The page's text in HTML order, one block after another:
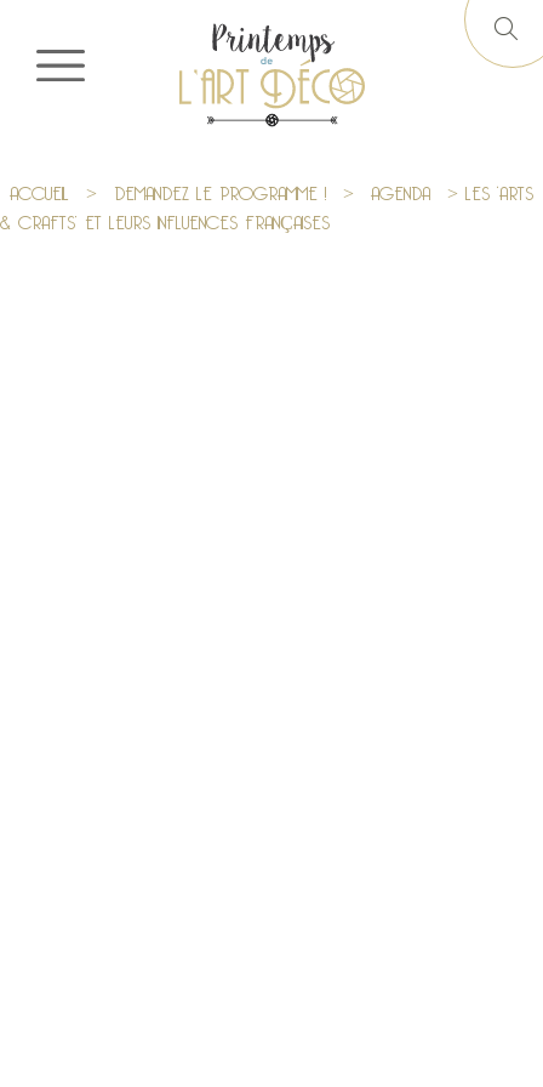
ACCUEIL > DEMANDEZ LE PROGRAMME ! > AGENDA > LES ‘ARTS
& CRAFTS’ ET LEURS INFLUENCES FRANÇAISES